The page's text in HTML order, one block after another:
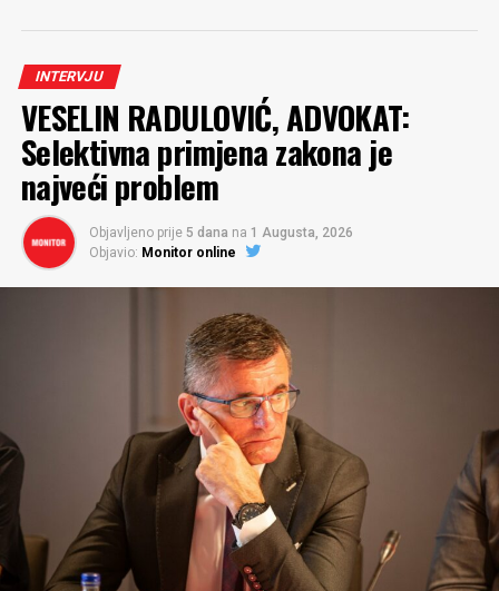
INTERVJU
VESELIN RADULOVIĆ, ADVOKAT:
Selektivna primjena zakona je
najveći problem
Objavljeno prije 5 dana na 1 Augusta, 2026
Objavio: Monitor online